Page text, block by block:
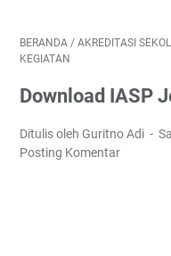
BERANDA / AKREDITASI
KEGIATAN
Download IASP
Ditulis oleh Guritno Adi
Posting Komentar